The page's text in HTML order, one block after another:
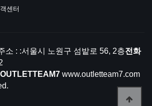
센터
소 : :서울시 노원구 섬밭로 56, 2층전화
OUTLETTEAM7 www.outletteam7.com